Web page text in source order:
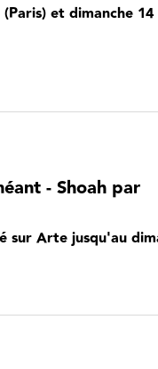
et dimanche 14
- Shoah par
sur Arte jusqu'au